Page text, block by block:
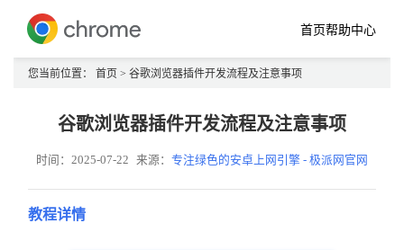
首页帮助中心
您当前位置： 首页 > 谷歌浏览器插件开发流程及注意事项
谷歌浏览器插件开发流程及注意事项
时间：2025-07-22 来源：专注绿色的安卓上网引擎 - 极派网官网
教程详情